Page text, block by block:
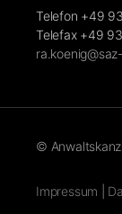
Telefon +49
Telefax +49
©
Impressum